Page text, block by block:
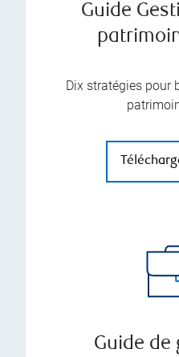
Guide
Dix stratégies pour
Guide de